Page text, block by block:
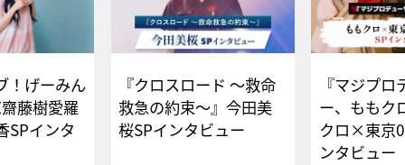
！げーみん
藤樹愛羅
SPインタ
『クロスロード ～救命
救急の約束～』今田美
桜SPインタビュー
『マジプロ
ー、ももク
クロ×東京
ンタビュー